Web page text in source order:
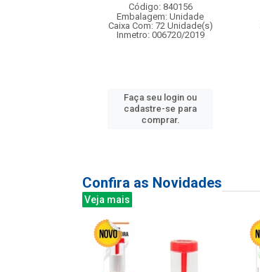
Código: 840156
Embalagem: Unidade
Caixa Com: 72 Unidade(s)
Inmetro: 006720/2019
Faça seu login ou
cadastre-se para
comprar.
Confira as Novidades
Veja mais